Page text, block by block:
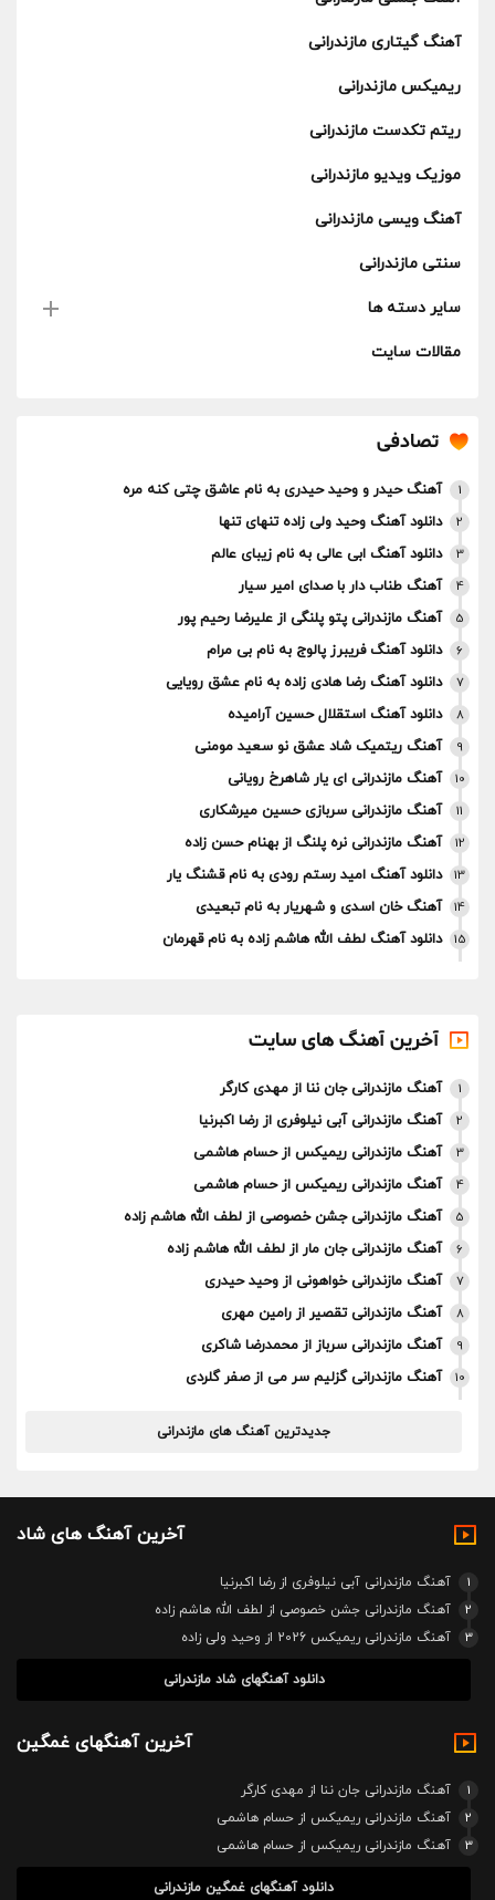
آهنگ گیتاری مازندرانی
ریمیکس مازندرانی
ریتم تکدست مازندرانی
موزیک ویدیو مازندرانی
آهنگ ویسی مازندرانی
سنتی مازندرانی
سایر دسته ها
مقالات سایت
تصادفی
1 آهنگ حیدر و وحید حیدری به نام عاشق چتی کنه مره
2 دانلود آهنگ وحید ولی زاده تنهای تنها
3 دانلود آهنگ ابی عالی به نام زیبای عالم
4 آهنگ طناب دار با صدای امیر سیار
5 آهنگ مازندرانی پتو پلنگی از علیرضا رحیم پور
6 دانلود آهنگ فریبرز پالوج به نام بی مرام
7 دانلود آهنگ رضا هادی زاده به نام عشق رویایی
8 دانلود آهنگ استقلال حسین آرامیده
9 آهنگ ریتمیک شاد عشق نو سعید مومنی
10 آهنگ مازندرانی ای یار شاهرخ رویانی
11 آهنگ مازندرانی سربازی حسین میرشکاری
12 آهنگ مازندرانی نره پلنگ از بهنام حسن زاده
13 دانلود آهنگ امید رستم رودی به نام قشنگ یار
14 آهنگ خان اسدی و شهریار به نام تبعیدی
15 دانلود آهنگ لطف الله هاشم زاده به نام قهرمان
آخرین آهنگ های سایت
1 آهنگ مازندرانی جان ننا از مهدی کارگر
2 آهنگ مازندرانی آبی نیلوفری از رضا اکبرنیا
3 آهنگ مازندرانی ریمیکس از حسام هاشمی
4 آهنگ مازندرانی ریمیکس از حسام هاشمی
5 آهنگ مازندرانی جشن خصوصی از لطف الله هاشم زاده
6 آهنگ مازندرانی جان مار از لطف الله هاشم زاده
7 آهنگ مازندرانی خواهونی از وحید حیدری
8 آهنگ مازندرانی تقصیر از رامین مهری
9 آهنگ مازندرانی سرباز از محمدرضا شاکری
10 آهنگ مازندرانی گزلیم سر می از صفر گلردی
جدیدترین آهنگ های مازندرانی
آخرین آهنگ های شاد
1
آهنگ مازندرانی آبی نیلوفری از رضا اکبرنیا
2
آهنگ مازندرانی جشن خصوصی از لطف الله هاشم زاده
3
آهنگ مازندرانی ریمیکس 2026 از وحید ولی زاده
دانلود آهنگهای شاد مازندرانی
آخرین آهنگهای غمگین
1
آهنگ مازندرانی جان ننا از مهدی کارگر
2
آهنگ مازندرانی ریمیکس از حسام هاشمی
3
آهنگ مازندرانی ریمیکس از حسام هاشمی
دانلود آهنگهای غمگین مازندرانی